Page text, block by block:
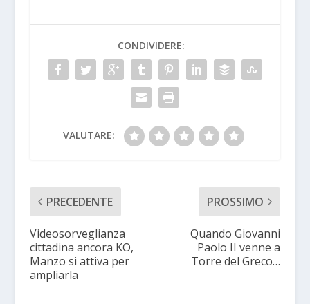
CONDIVIDERE:
VALUTARE:
PRECEDENTE
Videosorveglianza
cittadina ancora KO,
Manzo si attiva per
ampliarla
PROSSIMO
Quando Giovanni
Paolo II venne a
Torre del Greco…